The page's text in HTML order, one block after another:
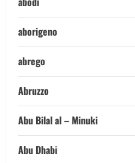
aborigeno
abrego
Abruzzo
Abu Bilal al – Minuki
Abu Dhabi